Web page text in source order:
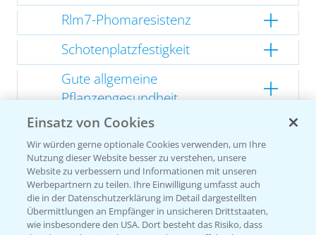
Rlm7-Phomaresistenz
Schotenplatzfestigkeit
Gute allgemeine
Pflanzengesundheit
Kompakte Herbstentwicklung
Empfehlungen
Einsatz von Cookies
Wir würden gerne optionale Cookies verwenden, um Ihre
Nutzung dieser Website besser zu verstehen, unsere
Website zu verbessern und Informationen mit unseren
Werbepartnern zu teilen. Ihre Einwilligung umfasst auch
die in der Datenschutzerklärung im Detail dargestellten
Übermittlungen an Empfänger in unsicheren Drittstaaten,
wie insbesondere den USA. Dort besteht das Risiko, dass